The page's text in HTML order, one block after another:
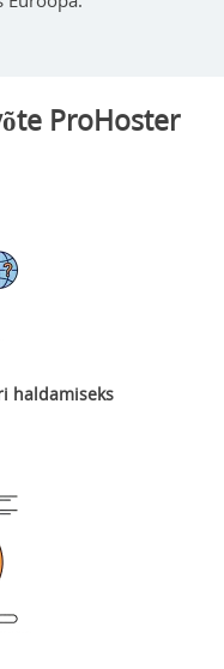
ProHoster
haldamiseks